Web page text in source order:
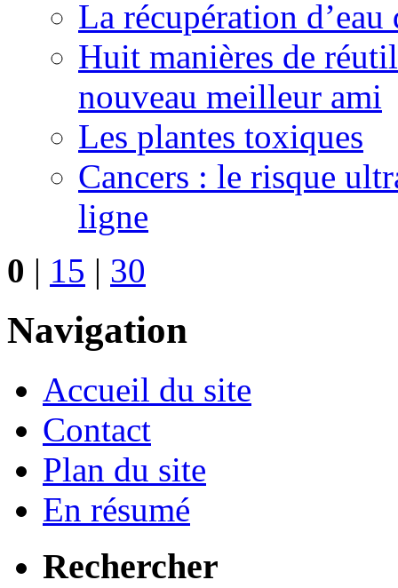
La récupération
Huit manières de
nouveau meilleur ami
Les plantes toxiques
Cancers : le risque
ligne
0 | 15 | 30
Navigation
Accueil du site
Contact
Plan du site
En résumé
Rechercher